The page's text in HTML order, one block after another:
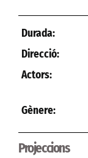
Durada:
Direcció:
Actors:
Gènere:
Projeccions